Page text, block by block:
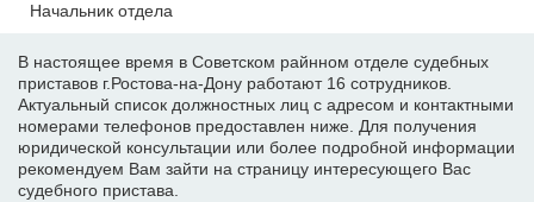
Начальник отдела
В настоящее время в Советском райнном отделе судебных
приставов г.Ростова-на-Дону работают 16 сотрудников.
Актуальный список должностных лиц с адресом и контактными
номерами телефонов предоставлен ниже. Для получения
юридической консультации или более подробной информации
рекомендуем Вам зайти на страницу интересующего Вас
судебного пристава.